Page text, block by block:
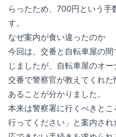
らったため、700円という手
す。
なぜ案内が食い違ったのか
今回は、交番と自転車屋の
じましたが、自転車屋のオー
交番で警察官が教えてくれ
あることが分かりました。
本来は警察署に行くべきと
行ってください」と案内さ